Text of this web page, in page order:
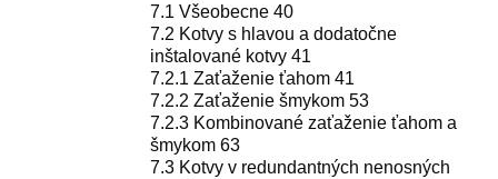
7.1 Všeobecne 40
7.2 Kotvy s hlavou a dodatočne
inštalované kotvy 41
7.2.1 Zaťaženie ťahom 41
7.2.2 Zaťaženie šmykom 53
7.2.3 Kombinované zaťaženie ťahom a
šmykom 63
7.3 Kotvy v redundantných nenosných